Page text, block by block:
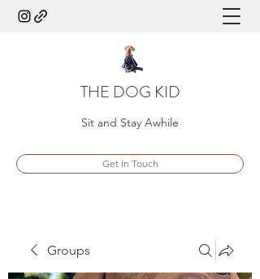
THE DOG KID
Sit and Stay Awhile
Get In Touch
Groups